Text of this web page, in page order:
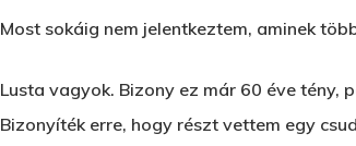
Most sokáig nem jelentkeztem, aminek
Lusta vagyok. Bizony ez már 60 éve tény,
Bizonyíték erre, hogy részt vettem egy